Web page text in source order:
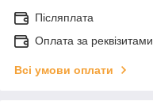
Післяплата
Оплата за реквізитами
Всі умови оплати